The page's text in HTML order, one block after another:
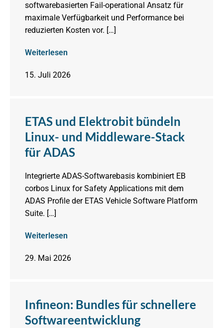
softwarebasierten Fail-operational Ansatz für
maximale Verfügbarkeit und Performance bei
reduzierten Kosten vor. […]
Weiterlesen
15. Juli 2026
ETAS und Elektrobit bündeln
Linux- und Middleware-Stack
für ADAS
Integrierte ADAS-Softwarebasis kombiniert EB
corbos Linux for Safety Applications mit dem
ADAS Profile der ETAS Vehicle Software Platform
Suite. […]
Weiterlesen
29. Mai 2026
Infineon: Bundles für schnellere
Softwareentwicklung